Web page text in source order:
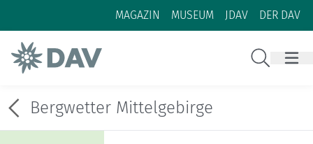
Zum Inhalt
Zur Footer-Navigation
MAGAZIN MUSEUM JDAV DER DAV
Bergwetter Mittelgebirge